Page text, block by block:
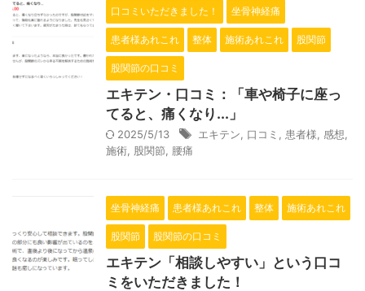
口コミいただきました！ 坐骨神経痛
患者様あれこれ 整体 施術あれこれ 股関節
股関節の口コミ
エキテン・口コミ：「車や椅子に座っ
てると、痛くなり...」
2025/5/13 エキテン 口コミ 患者様 感想
施術 股関節 腰痛
坐骨神経痛 患者様あれこれ 整体 施術あれこれ
股関節 股関節の口コミ
エキテン「相談しやすい」という口コ
ミをいただきました！